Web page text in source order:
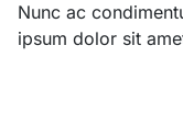
Nunc ac
ipsum dolor sit